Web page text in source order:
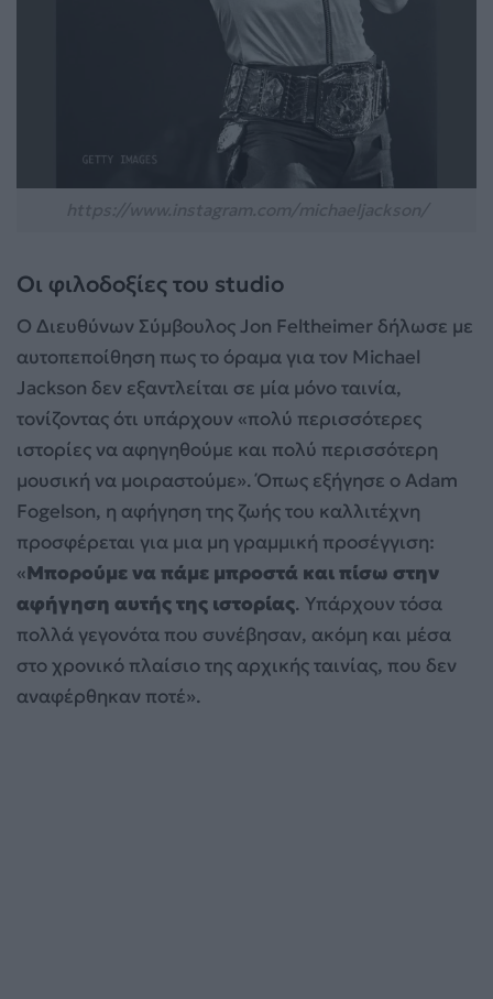
Οι φιλοδοξίες του studio
Ο Διευθύνων Σύμβουλος Jon Feltheimer δήλωσε με
αυτοπεποίθηση πως το όραμα για τον Michael
Jackson δεν εξαντλείται σε μία μόνο ταινία,
τονίζοντας ότι υπάρχουν «πολύ περισσότερες
ιστορίες να αφηγηθούμε και πολύ περισσότερη
μουσική να μοιραστούμε». Όπως εξήγησε ο Adam
Fogelson, η αφήγηση της ζωής του καλλιτέχνη
προσφέρεται για μια μη γραμμική προσέγγιση:
«Μπορούμε να πάμε μπροστά και πίσω στην
αφήγηση αυτής της ιστορίας. Υπάρχουν τόσα
πολλά γεγονότα που συνέβησαν, ακόμη και μέσα
στο χρονικό πλαίσιο της αρχικής ταινίας, που δεν
αναφέρθηκαν ποτέ».